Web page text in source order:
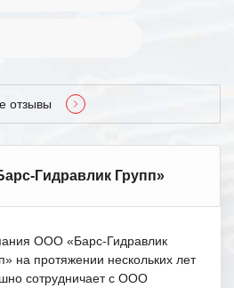
отзывы
Гидравлик Групп»
ООО «Барс-Гидравлик
на протяжении нескольких лет
сотрудничает с ООО